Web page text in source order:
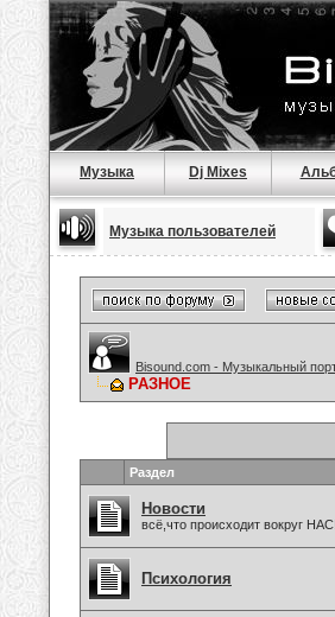
Музыка Dj Mixes
Музыка пользователей
Bisound.com - Музыкальный
РАЗНОЕ
Раздел
Новости
всё,что происходит вокруг НАС!
Психология